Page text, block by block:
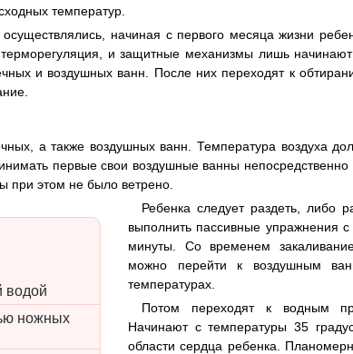
температур.
начиная с первого месяца жизни
и защитные механизмы лишь начинают
и воздушных ванн. После них переходят к
а также воздушных ванн. Температура воздуха
первые свои воздушные ванны
при этом не было ветрено.
водой
ножных
Ребенка следует раздеть, либо
выполнить пассивные упражнения
минуты. Со временем
можно перейти к воздушным
температурах.
Потом переходят к водным
Начинают с температуры 35
области сердца ребенка.